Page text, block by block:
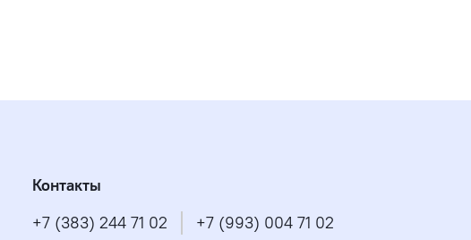
Контакты
+7 (383) 244 71 02
+7 (993) 004 71 02